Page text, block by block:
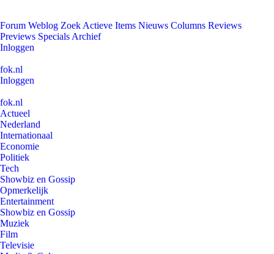
Forum Weblog Zoek Actieve Items Nieuws Columns Reviews
Previews Specials Archief
Inloggen
fok.nl
Inloggen
fok.nl
Actueel
Nederland
Internationaal
Economie
Politiek
Tech
Showbiz en Gossip
Opmerkelijk
Entertainment
Showbiz en Gossip
Muziek
Film
Televisie